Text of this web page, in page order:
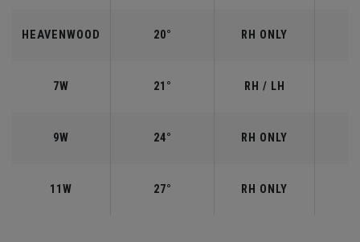
HEAVENWOOD 20° RH ONLY
7W 21° RH / LH
9W 24° RH ONLY
11W 27° RH ONLY